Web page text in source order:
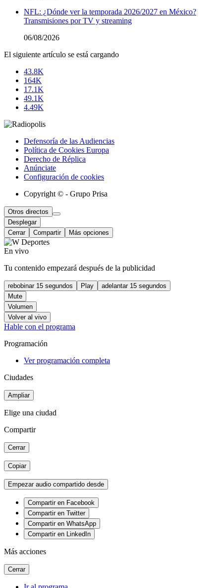
NFL: ¿Dónde ver la temporada 2026/2027 en México?
Transmisiones por TV y streaming
06/08/2026
El siguiente artículo se está cargando
43.8K
164K
17.1K
49.1K
4.49K
Defensoría de las Audiencias
Política de Cookies Europa
Derecho de Réplica
Anúnciate
Configuración de cookies
Copyright © - Grupo Prisa
Otros directos
Desplegar
Cerrar
Compartir Más opciones
En vivo
Tu contenido empezará después de la publicidad
rebobinar 15 segundos Play
adelantar 15 segundos
Mute
Volumen
Volver al vivo
Hable con el programa
Programación
Ver programación completa
Ciudades
Ampliar
Elige una ciudad
Compartir
Cerrar
Copiar
Empezar audio compartido desde
Compartir en Facebook
Compartir en Twitter
Compartir en WhatsApp
Compartir en LinkedIn
Más acciones
Cerrar